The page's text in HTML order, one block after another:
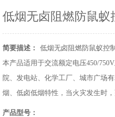
低烟无卤阻燃防鼠蚁
简要描述：
低烟无卤阻燃防鼠蚁控
本产品适用于交流额定电压450/
院、发电站、化学工厂、城市广场
烟、低卤低烟特性，当火灾发生时
害气体释放量小，便于人员撤离。
产品型号：